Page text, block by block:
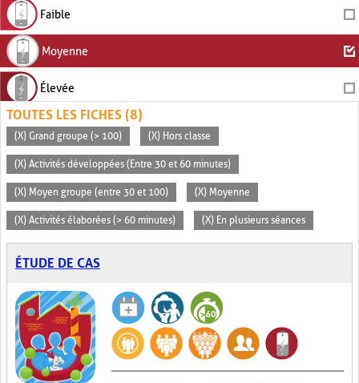
Faible
Moyenne
Élevée
TOUTES LES FICHES (8)
(X) Grand groupe (> 100) (X) Hors classe
(X) Activités développées (Entre 30 et 60 minutes)
(X) Moyen groupe (entre 30 et 100) (X) Moyenne
(X) Activités élaborées (> 60 minutes) (X) En plusieurs séances
ÉTUDE DE CAS